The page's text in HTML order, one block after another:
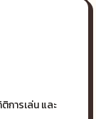
การเล่น และ